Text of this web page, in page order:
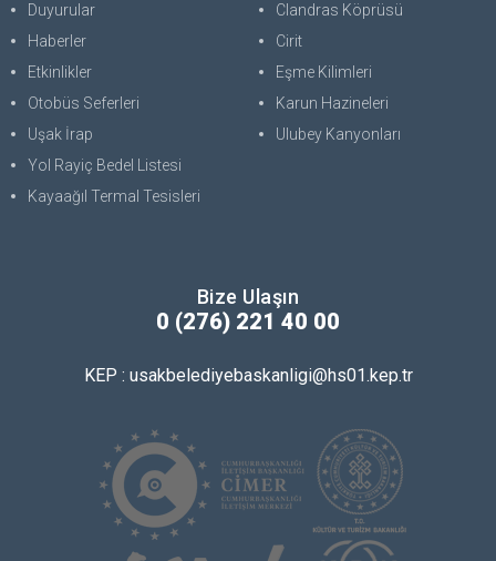
Duyurular
Haberler
Etkinlikler
Otobüs Seferleri
Uşak İrap
Yol Rayiç Bedel Listesi
Kayaağıl Termal Tesisleri
Clandras Köprüsü
Cirit
Eşme Kilimleri
Karun Hazineleri
Ulubey Kanyonları
Bize Ulaşın
0 (276) 221 40 00
KEP : usakbelediyebaskanligi@hs01.kep.tr